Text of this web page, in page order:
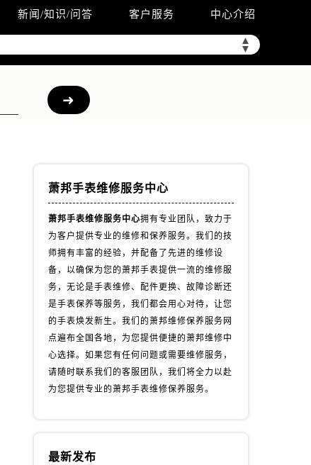
新闻/知识/问答 客户服务 中心介绍
▲
▼
萧邦手表维修服务中心
萧邦手表维修服务中心拥有专业团队，致力于
为客户提供专业的维修和保养服务。我们的技
师拥有丰富的经验，并配备了先进的维修设
备，以确保为您的萧邦手表提供一流的维修服
务，无论是手表维修、配件更换、故障诊断还
是手表保养等服务，我们都会用心对待，让您
的手表焕发新生。我们的萧邦维修保养服务网
点遍布全国各地，为您提供便捷的萧邦维修中
心选择。如果您有任何问题或需要维修服务，
请随时联系我们的客服团队，我们将全力以赴
为您提供专业的萧邦手表维修保养服务。
最新发布